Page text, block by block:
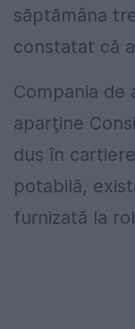
săptămâna
constatat că
Compania de
aparţine
dus în
potabilă,
furnizată la